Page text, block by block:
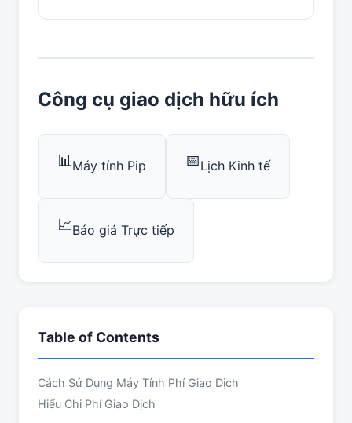
Công cụ giao dịch hữu ích
📊Máy tính Pip 📅Lịch Kinh tế
📈Báo giá Trực tiếp
Table of Contents
Cách Sử Dụng Máy Tính Phí Giao Dịch
Hiểu Chi Phí Giao Dịch